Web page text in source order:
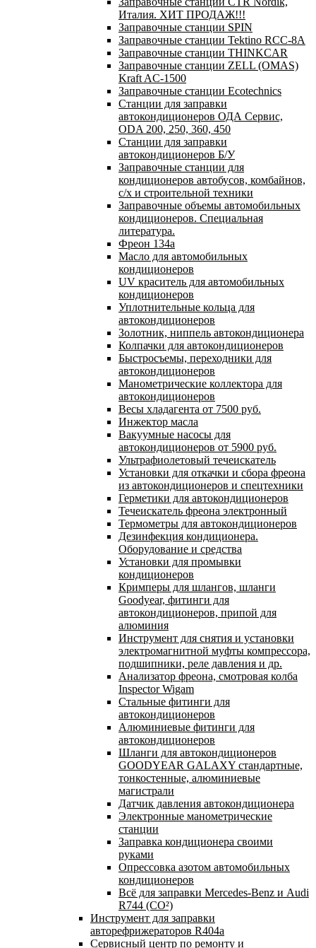
Италия. ХИТ ПРОДАЖ!!!
Заправочные станции SPIN
Заправочные станции Tektino RCC-8A
Заправочные станции THINKCAR
Заправочные станции ZELL (OMAS)
Kraft AC-1500
Заправочные станции Ecotechnics
Станции для заправки
автокондиционеров ОДА Сервис,
ODA 200, 250, 360, 450
Станции для заправки
автокондиционеров Б/У
Заправочные станции для
кондиционеров автобусов, комбайнов,
с/х и строительной техники
Заправочные объемы автомобильных
кондиционеров. Специальная
литература.
Фреон 134a
Масло для автомобильных
кондиционеров
UV краситель для автомобильных
кондиционеров
Уплотнительные кольца для
автокондиционеров
Золотник, ниппель автокондиционера
Колпачки для автокондиционеров
Быстросъемы, переходники для
автокондиционеров
Манометрические коллектора для
автокондиционеров
Весы хладагента от 7500 руб.
Инжектор масла
Вакуумные насосы для
автокондиционеров от 5900 руб.
Ультрафиолетовый течеискатель
Установки для откачки и сбора фреона
из автокондиционеров и спецтехники
Герметики для автокондиционеров
Течеискатель фреона электронный
Термометры для автокондиционеров
Дезинфекция кондиционера.
Оборудование и средства
Установки для промывки
кондиционеров
Кримперы для шлангов, шланги
Goodyear, фитинги для
автокондиционеров, припой для
алюминия
Инструмент для снятия и установки
электромагнитной муфты компрессора,
подшипники, реле давления и др.
Анализатор фреона, смотровая колба
Inspector Wigam
Стальные фитинги для
автокондиционеров
Алюминиевые фитинги для
автокондиционеров
Шланги для автокондиционеров
GOODYEAR GALAXY стандартные,
тонкостенные, алюминиевые
магистрали
Датчик давления автокондиционера
Электронные манометрические
станции
Заправка кондиционера своими
руками
Опрессовка азотом автомобильных
кондиционеров
Всё для заправки Mercedes-Benz и Audi
R744 (CO²)
Инструмент для заправки
авторефрижераторов R404a
Сервисный центр по ремонту и